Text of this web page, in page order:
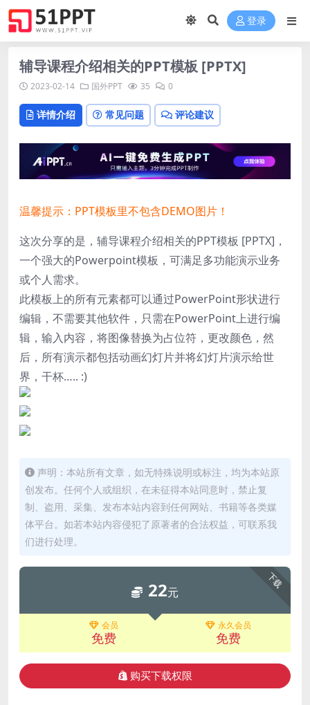
登录
辅导课程介绍相关的PPT模板 [PPTX]
2023-02-14 国外PPT 35 0
详情介绍 常见问题 评论建议
温馨提示：PPT模板里不包含DEMO图片！
这次分享的是，辅导课程介绍相关的PPT模板 [PPTX]，
一个强大的Powerpoint模板，可满足多功能演示业务
或个人需求。
此模板上的所有元素都可以通过PowerPoint形状进行
编辑，不需要其他软件，只需在PowerPoint上进行编
辑，输入内容，将图像替换为占位符，更改颜色，然
后，所有演示都包括动画幻灯片并将幻灯片演示给世
界，干杯….. :)
声明：本站所有文章，如无特殊说明或标注，均为本站原
创发布。任何个人或组织，在未征得本站同意时，禁止复
制、盗用、采集、发布本站内容到任何网站、书籍等各类媒
体平台。如若本站内容侵犯了原著者的合法权益，可联系我
们进行处理。
下载
22元
会员
免费
永久会员
免费
购买下载权限